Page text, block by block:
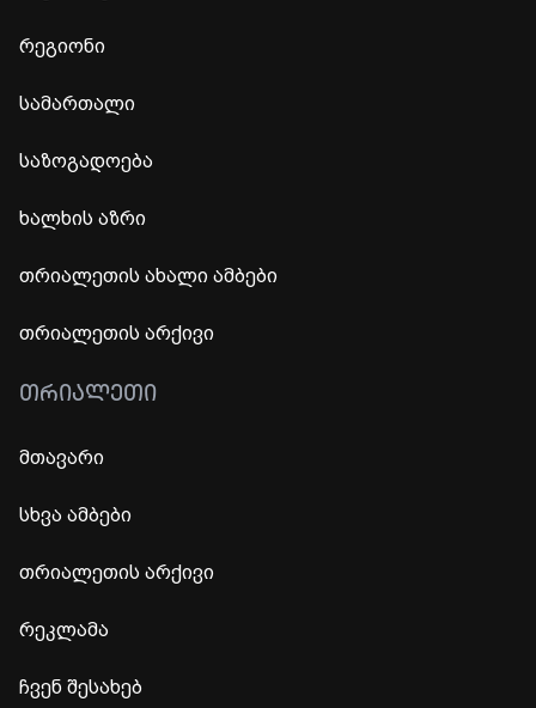
რეგიონი
სამართალი
საზოგადოება
ხალხის აზრი
თრიალეთის ახალი ამბები
თრიალეთის არქივი
ᲗᲠᲘᲐᲚᲔᲗᲘ
მთავარი
სხვა ამბები
თრიალეთის არქივი
რეკლამა
ჩვენ შესახებ